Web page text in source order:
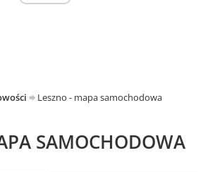
Leszno - mapa samochodowa
SAMOCHODOWA